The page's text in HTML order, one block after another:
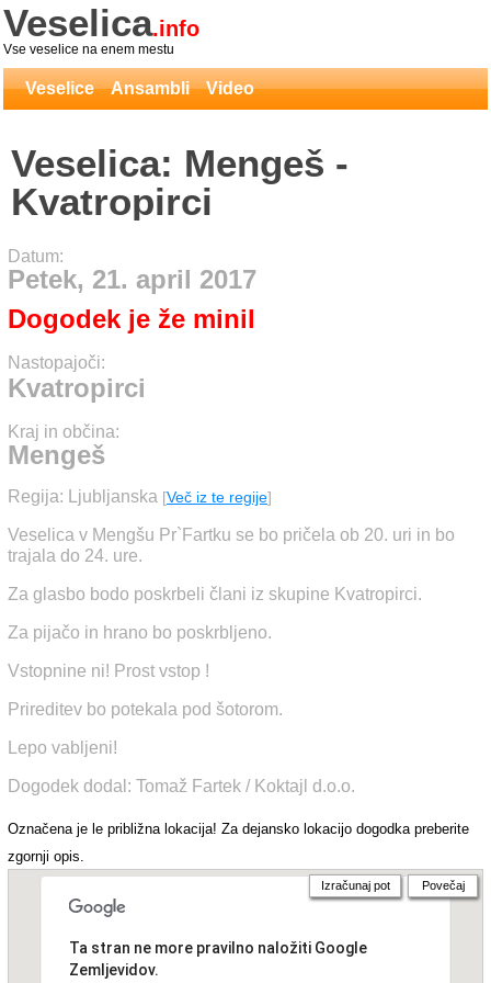
Veselica.info
Vse veselice na enem mestu
Veselice Ansambli Video
Veselica: Mengeš -
Kvatropirci
Datum:
Petek, 21. april 2017
Dogodek je že minil
Nastopajoči:
Kvatropirci
Kraj in občina:
Mengeš
Regija: Ljubljanska [Več iz te regije]
Veselica v Mengšu Pr`Fartku se bo pričela ob 20. uri in bo
trajala do 24. ure.
Za glasbo bodo poskrbeli člani iz skupine Kvatropirci.
Za pijačo in hrano bo poskrbljeno.
Vstopnine ni! Prost vstop !
Prireditev bo potekala pod šotorom.
Lepo vabljeni!
Dogodek dodal: Tomaž Fartek / Koktajl d.o.o.
Označena je le približna lokacija! Za dejansko lokacijo dogodka preberite
zgornji opis.
Ta stran ne more pravilno naložiti Google
Zemljevidov.
Izračunaj pot Povečaj